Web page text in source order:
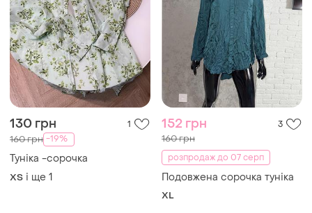
130 грн 1
160 грн -19%
Туніка -сорочка
ХS і ще 1
152 грн 3
160 грн
розпродаж до 07 серп
Подовжена сорочка туніка
XL